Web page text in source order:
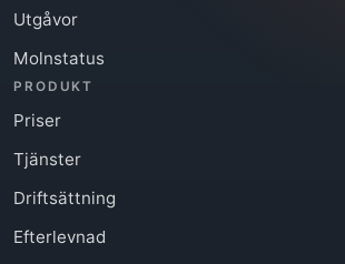
Utgåvor
Molnstatus
PRODUKT
Priser
Tjänster
Driftsättning
Efterlevnad